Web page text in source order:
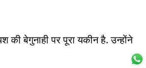
बेगुनाही पर पूरा यकीन है. उन्होंने